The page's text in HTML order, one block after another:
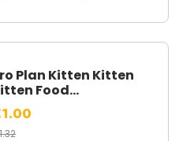
Plan Kitten Kitten
Food...